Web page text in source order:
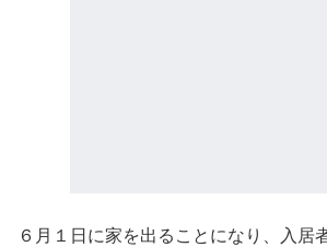
６月１日に家を出ることになり、入居